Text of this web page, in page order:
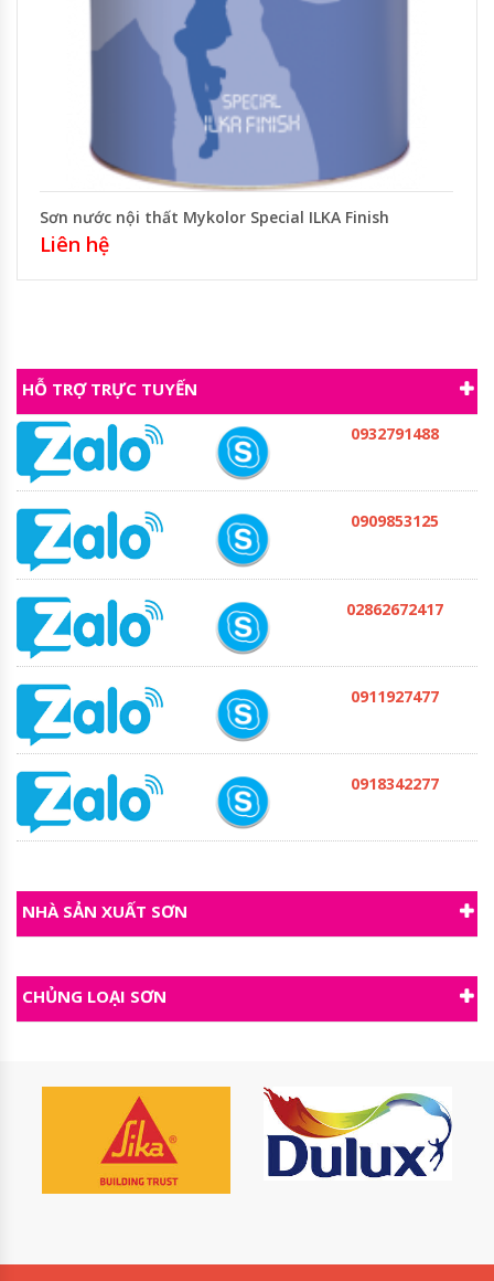
Sơn nước nội thất Mykolor Special ILKA Finish
Liên hệ
HỖ TRỢ TRỰC TUYẾN
0932791488
0909853125
02862672417
0911927477
0918342277
NHÀ SẢN XUẤT SƠN
CHỦNG LOẠI SƠN